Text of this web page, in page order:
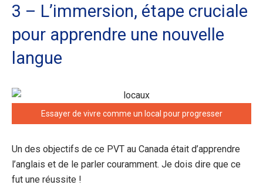
3 – L’immersion, étape cruciale
pour apprendre une nouvelle
langue
Essayer de vivre comme un local pour progresser
Un des objectifs de ce PVT au Canada était d’apprendre
l’anglais et de le parler couramment. Je dois dire que ce
fut une réussite !